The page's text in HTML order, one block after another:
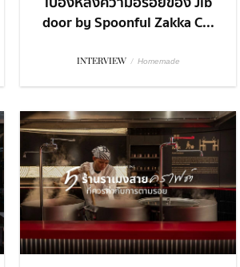
door by Spoonful Zakka C...
INTERVIEW / Homemade